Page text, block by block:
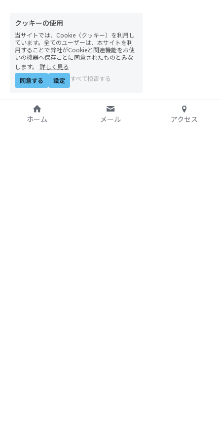
ホーム メール アクセス
クッキーの使用
当サイトでは、Cookie（クッキー）を利用し
ています。全てのユーザーは、本サイトを利
用することで弊社がCookieと関連機能をお使
いの機器へ保存ことに同意されたものとみな
します。
詳しく見る
同意する
設定 すべて拒否する